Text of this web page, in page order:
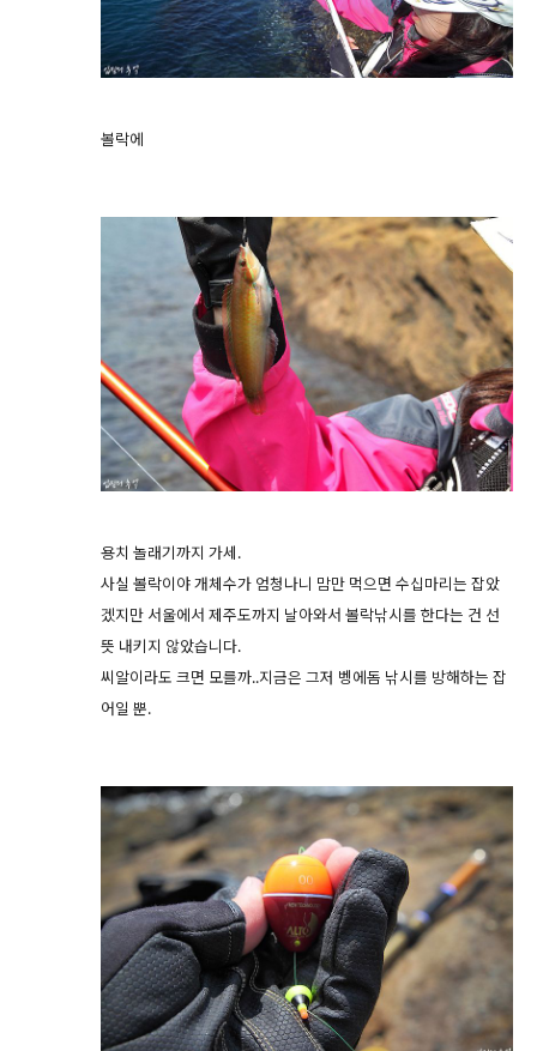
볼락에
용치 놀래기까지 가세.
사실 볼락이야 개체수가 엄청나니 맘만 먹으면 수십마리는 잡았
겠지만 서울에서 제주도까지 날아와서 볼락낚시를 한다는 건 선
뜻 내키지 않았습니다.
씨알이라도 크면 모를까..지금은 그저 벵에돔 낚시를 방해하는 잡
어일 뿐.